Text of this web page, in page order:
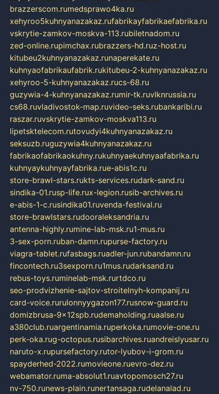
brazzerscom.rumedsprawo4ka.ru
xehyroo5kuhnyanazakaz.rufabrikayfabrikaefabrika.ru
vskrytie-zamkov-moskva-113.rubiletnadom.ru
zed-online.rupimchax.rubrazzers-hd.ruz-host.ru
kitubeu2kuhnyanazakaz.runaperekate.ru
kuhnyaofabrikaufabrik.rukitubeu-2-kuhnyanazakaz.ru
xehyroo-5-kuhnyanazakaz.rucs-68.ru
guzywia-4-kuhnyanazakaz.rumir-tk.ruvlknrussia.ru
cs68.ruvladivostok-map.ruvideo-seks.rubankaribi.ru
raszar.ruvskrytie-zamkov-moskva113.ru
lipetsktelecom.rutovudyi4kuhnyanazakaz.ru
seksuzb.ruguzywia4kuhnyanazakaz.ru
fabrikaofabrikaokuhny.rukuhnyaekuhnyaafabrika.ru
kuhnyaykuhnyayfabrika.rue-abis1c.ru
store-brawl-stars.rukts-services.rudark-sand.ru
sindika-01.rusp-life.rux-legion.rusib-archives.ru
e-abis-1-c.rusindika01.ruvenda-festival.ru
store-brawlstars.rudooraleksandria.ru
antenna-highly.rumine-lab-msk.ru1-mus.ru
3-sex-porn.ruban-damn.rupurse-factory.ru
viagra-tablet.rufasbags.ruadler-jun.rubandamn.ru
fincontech.ru3sexporn.ru1mus.rudarksand.ru
rebus-toys.ruminelab-msk.rurtdco.ru
seo-prodvizhenie-sajtov-stroitelnyh-kompanij.ru
card-voice.rurulonnyygazon177.rusnow-guard.ru
domizbrusa-9x12spb.rudemaholding.ruaalse.ru
a380club.ruargentinamia.ruperkoka.rumovie-one.ru
perk-oka.rug-octopus.rusibarchives.ruandreislyusar.ru
naruto-x.rupursefactory.rutor-lyubov-i-grom.ru
spayderhed-2022.rumovieone.ruevro-dez.ru
webamator.ruma-absolut1.ruavtopomosch27.ru
nv-750.runews-plain.runertansaga.rudelanalad.ru